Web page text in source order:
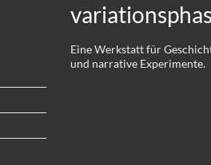
Eine Werkstatt für
und narrative Experimente.